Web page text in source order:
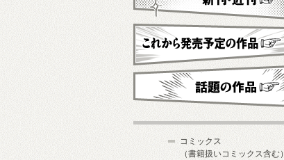
新刊・近刊
これから発売予定
コミックス
（書籍扱いコミックス含む）